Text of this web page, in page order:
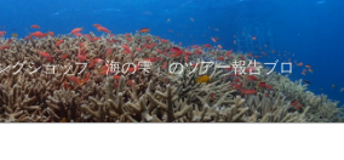
グショップ「海の雫」のツアー報告ブロ